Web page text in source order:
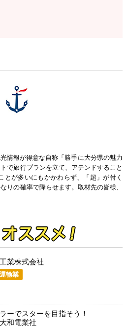
情報が得意な自称「勝手に大分県の魅力
で旅行プランを立て、アテンドすること
とが多いにもかかわらず、「超」が付く
りの確率で降らせます。取材先の皆様、
業株式会社
輸業
ーでスターを目指そう！
和電業社